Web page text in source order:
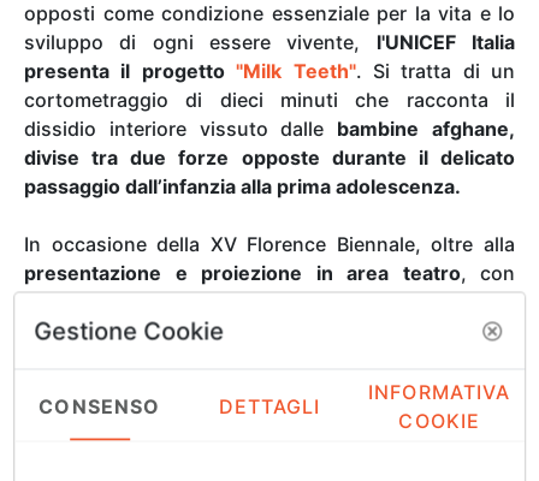
opposti come condizione essenziale per la vita e lo
sviluppo di ogni essere vivente, l'UNICEF Italia
presenta il progetto"Milk Teeth". Si tratta di un
cortometraggio di dieci minuti che racconta il
dissidio interiore vissuto dalle bambine afghane,
divise tra due forze opposte durante il delicato
passaggio dall’infanzia alla prima adolescenza.
In occasione della XV Florence Biennale, oltre alla
presentazione e proiezione in area teatro, con
progetto prevede l’esposizione di una selezione dei
dal cortometraggio, in uno spazio realizzato in
collaborazione con l'UNICEF Italia.
Gestione Cookie
CONSENSO DETTAGLI
INFORMATIVA
COOKIE